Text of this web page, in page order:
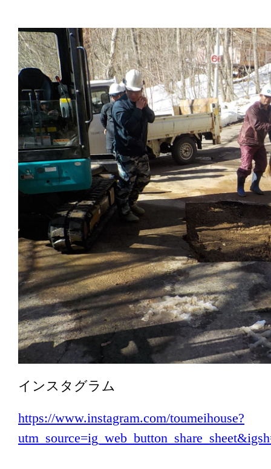
インスタグラム
https://www.instagram.com/toumeihouse?